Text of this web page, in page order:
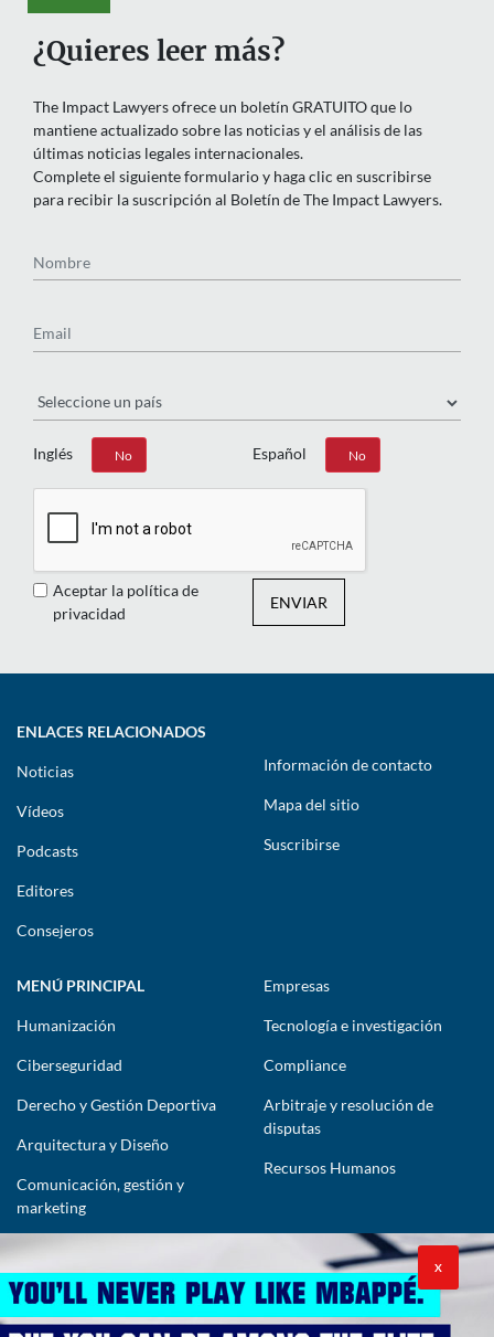
¿Quieres leer más?
The Impact Lawyers ofrece un boletín GRATUITO que lo
mantiene actualizado sobre las noticias y el análisis de las
últimas noticias legales internacionales.
Complete el siguiente formulario y haga clic en suscribirse
para recibir la suscripción al Boletín de The Impact Lawyers.
Inglés
Sí No Español
Sí No
Aceptar la política de
privacidad
ENVIAR
ENLACES RELACIONADOS
Noticias
Vídeos
Podcasts
Editores
Consejeros
Información de contacto
Mapa del sitio
Suscribirse
MENÚ PRINCIPAL
Humanización
Ciberseguridad
Derecho y Gestión Deportiva
Arquitectura y Diseño
Comunicación, gestión y
marketing
Empresas
Tecnología e investigación
Compliance
Arbitraje y resolución de
disputas
Recursos Humanos
lawyers@theimpactlawyers.com
SUSCRIBIRSE
X